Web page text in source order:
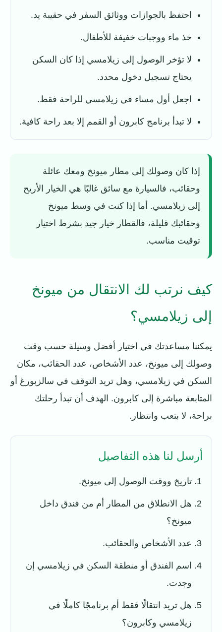
احتفظ بالجوازات ووثائق السفر في حقيبة يد.
خذ ماء ووجبات خفيفة للأطفال.
لا تؤخر الوصول إلى زيلامسي إذا كان السكن
يحتاج تسجيل دخول محدد.
اجعل أول مساء في زيلامسي للراحة فقط.
لا تبدأ برنامج كابرون أو القمم إلا بعد راحة كافية.
إذا كان وصولك إلى مطار ميونخ ومعك عائلة
وحقائب، فالسيارة مع سائق غالبًا هي الخيار الأريح
إلى زيلامسي. أما إذا كنت في وسط ميونخ
وحقائبك قليلة، فالقطار خيار جيد بشرط اختيار
توقيت مناسب.
كيف نرتب لك الانتقال من ميونخ
إلى زيلامسي؟
يمكننا مساعدتك في اختيار أفضل وسيلة حسب وقت
وصولك إلى ميونخ، عدد الأشخاص، عدد الحقائب، مكان
السكن في زيلامسي، وهل تريد التوقف في سالزبورغ أو
المتابعة مباشرة إلى كابرون. الهدف أن تبدأ رحلتك
براحة، لا بتعب وانتظار.
أرسل لنا هذه التفاصيل
تاريخ ووقت الوصول إلى ميونخ.
هل الانطلاق من المطار أم من فندق داخل
ميونخ؟
عدد الأشخاص والحقائب.
اسم الفندق أو منطقة السكن في زيلامسي إن
وجدت.
هل تريد انتقالًا فقط أم برنامجًا كاملًا في
زيلامسي وكابرون؟